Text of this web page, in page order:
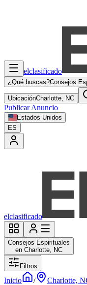
elclasificado
¿Qué buscas?Consejos
UbicaciónCharlotte, NC
Publicar Anuncio
Estados Unidos
ES
elclasificado
Consejos Espirituales
en Charlotte, NC
Filtros
Inicio / Charlotte,